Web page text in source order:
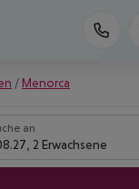
/ Menorca
an
2 Erwachsene